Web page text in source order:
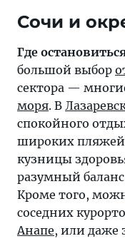
Где
большой выбор
сектора —
моря. В
спокойного
широких
кузницы
разумный
Кроме того,
соседних
Анапе, или даже